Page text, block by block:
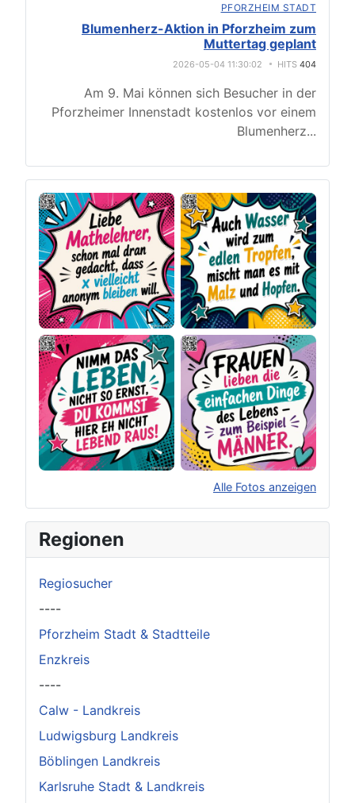
PFORZHEIM STADT
Blumenherz-Aktion in Pforzheim zum
Muttertag geplant
2026-05-04 11:30:02 HITS 404
Am 9. Mai können sich Besucher in der
Pforzheimer Innenstadt kostenlos vor einem
Blumenherz...
Alle Fotos anzeigen
Original herunterladen
Regionen
Regiosucher
----
Pforzheim Stadt & Stadtteile
Enzkreis
----
Calw - Landkreis
Ludwigsburg Landkreis
Böblingen Landkreis
Karlsruhe Stadt & Landkreis